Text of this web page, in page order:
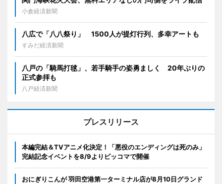
小倉経済新聞
八広で「八八祭り」 1500人が提灯行列、多幸アートも
すみだ経済新聞
八戸の「騎馬打毬」、若手騎手の姿勇ましく 20年ぶりの
正式参拝も
八戸経済新聞
プレスリリース
本編完結＆TVアニメ化決定！「悪役のエンディングは死のみ」
完結記念イベントを8/9よりピッコマで開催
おにぎりこんが 羽田空港第一ターミナル店が8月10日グランド